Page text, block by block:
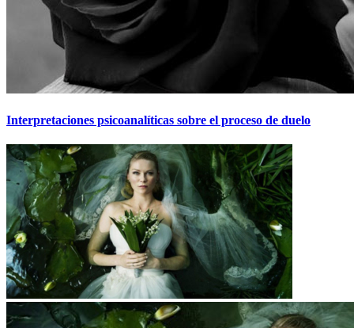
Interpretaciones psicoanalíticas sobre el proceso de duelo